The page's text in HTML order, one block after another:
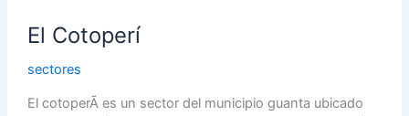
El Cotoperí
sectores
El cotoperÃ­ es un sector del municipio guanta ubicado
Cotoperí